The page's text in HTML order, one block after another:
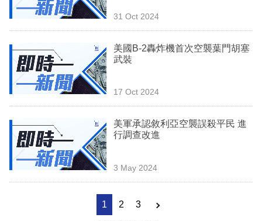
31 Oct 2024
美國B-2轟炸機首次空襲葉門胡塞
武裝
17 Oct 2024
美軍承認敘利亞空襲誤殺平民 進
行調查改進
3 May 2024
1 2 3